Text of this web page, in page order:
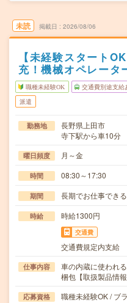
未読 掲載日 2026/08/06
【未経験スタート
充！機械オペレータ
職種未経験OK 交通費別途支給
派遣
勤務地
長野県上田市
寺下駅から車10分
曜日頻度 月～金
時間 08:30～17:30
期間 長期でお仕事でき
時給 時給1300円
交通費
交通費規定内支給
仕事内容
車の内蔵に使われ
梱包【取扱製品情
応募資格
職種未経験OK / ブ